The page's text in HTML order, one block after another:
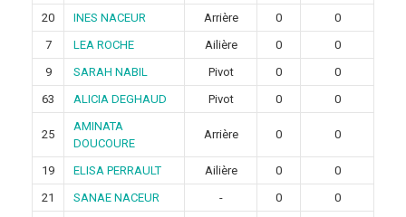
20
INES NACEUR Arrière 0
0
7
LEA ROCHE Ailière 0
0
9
SARAH NABIL Pivot 0
0
63
ALICIA DEGHAUD Pivot 0 0
25
AMINATA
DOUCOURE
Arrière 0 0
19 ELISA PERRAULT Ailière 0
0
21
SANAE NACEUR - 0 0